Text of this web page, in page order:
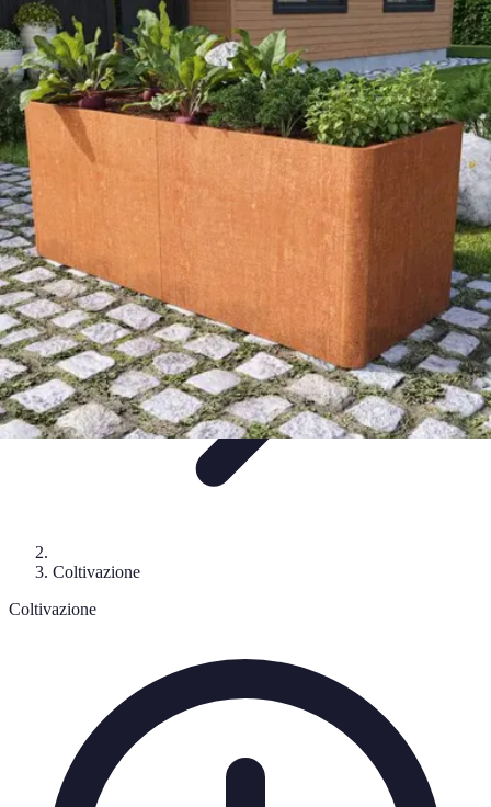
Coltiva il Tuo Giardino
Coltivazione SostenibilePiante Aromatiche Tecniche di
ColtivazioneColtivazioneGiardinaggio Sostenibile
Coltiva il Tuo Giardino
Coltivazione
Coltivazione